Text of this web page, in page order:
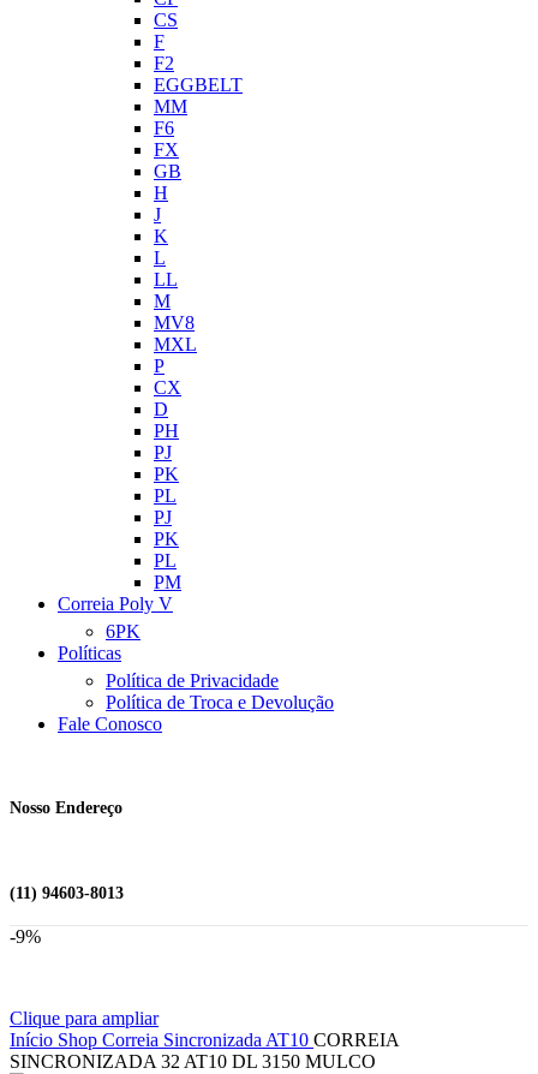
CS
F
F2
EGGBELT
MM
F6
FX
GB
H
J
K
L
LL
M
MV8
MXL
P
CX
D
PH
PJ
PK
PL
PJ
PK
PL
PM
Correia Poly V
6PK
Políticas
Política de Privacidade
Política de Troca e Devolução
Fale Conosco
Nosso Endereço
(11) 94603-8013
-9%
Clique para ampliar
Início Shop Correia SincronizadaAT10 CORREIA
SINCRONIZADA 32 AT10 DL 3150 MULCO